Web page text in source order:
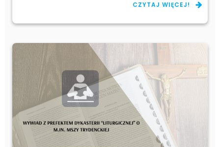
CZYTAJ WIĘCEJ!